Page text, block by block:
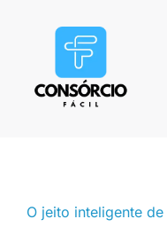
O jeito inteligente de